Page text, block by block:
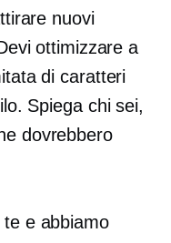
nuovi
ottimizzare a
di caratteri
Spiega chi sei,
dovrebbero
e abbiamo